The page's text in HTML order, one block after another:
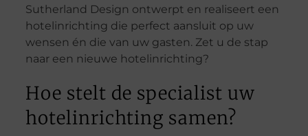
Sutherland Design ontwerpt en realiseert een
hotelinrichting die perfect aansluit op uw
wensen én die van uw gasten. Zet u de stap
naar een nieuwe hotelinrichting?
Hoe stelt de specialist uw
hotelinrichting samen?